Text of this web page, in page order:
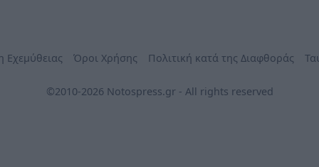
Εχεμύθειας Όροι Χρήσης Πολιτική κατά της Διαφθοράς
©2010-2026 Notospress.gr - All rights reserved